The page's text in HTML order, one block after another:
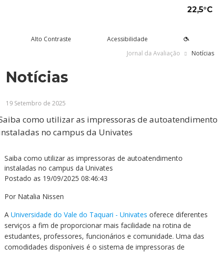
22,5°C
aqui
de ingresso
que a Univates?
guiadas
Presencial
a Distância - EAD
e Doutorados
MBA
de Idiomas
Médicas
Mantenedora
Institucional
Conosco
e Inovação
Tecnológica da
- Inovates
e Projetos de
Abertos à Comunidade
Pedagógica Externa
e Lazer
Univates
Univates
e Saúde
& Você - Comunidade
Gustavo Adolfo
de Carreiras
Alto Contraste
Acessibilidade
Jornal da Avaliação
Notícias
Notícias
19 Setembro de 2025
como utilizar as impressoras de autoatendimento
no campus da Univates
Saiba como utilizar as impressoras de autoatendimento
instaladas no campus da Univates
Postado as 19/09/2025 08:46:43
Por Natalia Nissen
A Universidade do Vale do Taquari - Univates oferece diferentes
serviços a fim de proporcionar mais facilidade na rotina de
estudantes, professores, funcionários e comunidade. Uma das
comodidades disponíveis é o sistema de impressoras de